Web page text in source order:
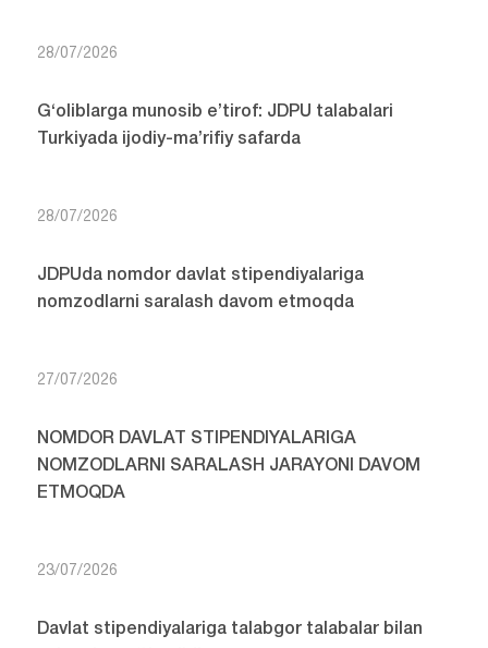
28/07/2026
G‘oliblarga munosib e’tirof: JDPU talabalari
Turkiyada ijodiy-ma’rifiy safarda
28/07/2026
JDPUda nomdor davlat stipendiyalariga
nomzodlarni saralash davom etmoqda
27/07/2026
NOMDOR DAVLAT STIPENDIYALARIGA
NOMZODLARNI SARALASH JARAYONI DAVOM
ETMOQDA
23/07/2026
Davlat stipendiyalariga talabgor talabalar bilan